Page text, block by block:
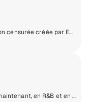
Shade 45, la station hip-hop non censurée créée par Eminem.
Qu'est-ce qui est TENDANCE maintenant, en R&B et en Hip-Hop? Vous brûlez!